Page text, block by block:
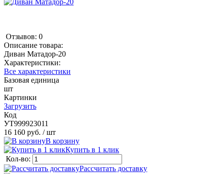
Отзывов: 0
Описание товара:
Диван Матадор-20
Характеристики:
Все характеристики
Базовая единица
шт
Картинки
Загрузить
Код
УТ999923011
16 160 руб. / шт
В корзину
Купить в 1 клик
Кол-во:
Рассчитать доставку